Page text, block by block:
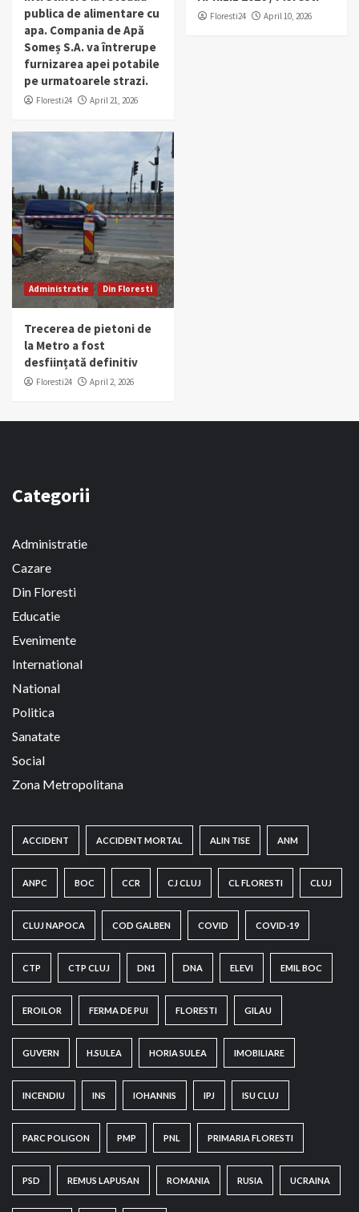
publica de alimentare cu
apa. Compania de Apă
Someș S.A. va întrerupe
furnizarea apei potabile
pe urmatoarele strazi.
Floresti24 April 21, 2026
Floresti24 April 10, 2026
Administratie Din Floresti
Trecerea de pietoni de
la Metro a fost
desființată definitiv
Floresti24 April 2, 2026
Categorii
Administratie
Cazare
Din Floresti
Educatie
Evenimente
International
National
Politica
Sanatate
Social
Zona Metropolitana
ACCIDENT ACCIDENT MORTAL ALIN TISE ANM
ANPC BOC CCR CJ CLUJ CL FLORESTI CLUJ
CLUJ NAPOCA COD GALBEN COVID COVID-19
CTP CTP CLUJ DN1 DNA ELEVI EMIL BOC
EROILOR FERMA DE PUI FLORESTI GILAU
GUVERN H.SULEA HORIA SULEA IMOBILIARE
INCENDIU INS IOHANNIS IPJ ISU CLUJ
PARC POLIGON PMP PNL PRIMARIA FLORESTI
PSD REMUS LAPUSAN ROMANIA RUSIA UCRAINA